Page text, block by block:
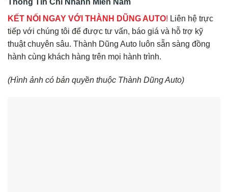
Thông Tin Chi Nhánh Miền Nam
KẾT NỐI NGAY VỚI THÀNH DŨNG AUTO! Liên hệ trực
tiếp với chúng tôi để được tư vấn, báo giá và hỗ trợ kỹ
thuật chuyên sâu. Thành Dũng Auto luôn sẵn sàng đồng
hành cùng khách hàng trên mọi hành trình.
(Hình ảnh có bản quyền thuộc Thành Dũng Auto)